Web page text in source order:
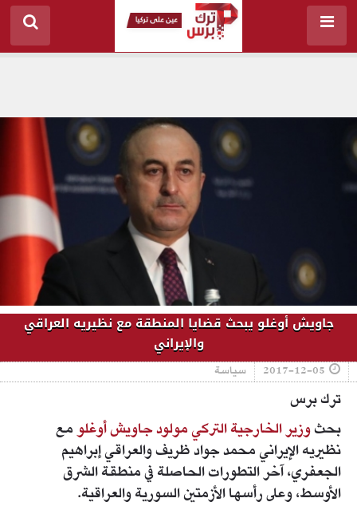
جاويش أوغلو يبحث قضايا المنطقة مع نظيريه العراقي
والإيراني
2017-12-05 سياسة
ترك برس
بحثوزير الخارجية التركي مولود جاويش أوغلومع
نظيريه الإيراني محمد جواد ظريف والعراقي إبراهيم
الجعفري، آخر التطورات الحاصلة في منطقة الشرق
الأوسط، وعلى رأسها الأزمتين السورية والعراقية.